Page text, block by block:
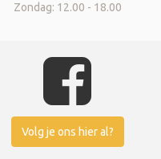
Zondag: 12.00 - 18.00
Volg je ons hier al?